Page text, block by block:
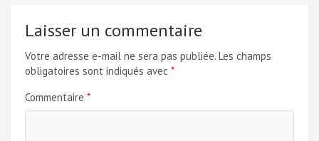
Laisser un commentaire
Votre adresse e-mail ne sera pas publiée. Les champs
obligatoires sont indiqués avec *
Commentaire *